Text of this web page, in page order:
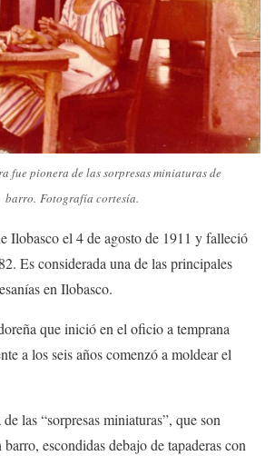
fue pionera de las sorpresas miniaturas de
barro. Fotografía cortesía.
Ilobasco el 4 de agosto de 1911 y falleció
Es considerada una de las principales
en Ilobasco.
que inició en el oficio a temprana
a los seis años comenzó a moldear el
las “sorpresas miniaturas”, que son
escondidas debajo de tapaderas con